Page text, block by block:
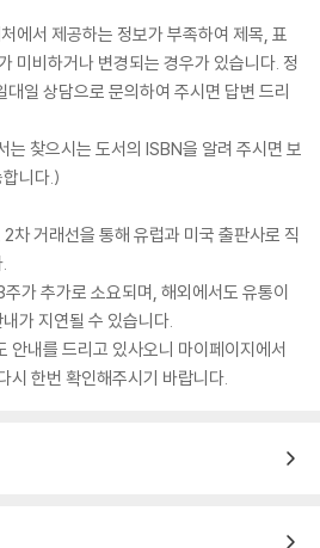
에서 제공하는 정보가 부족하여 제목, 표
미비하거나 변경되는 경우가 있습니다. 정
일 상담으로 문의하여 주시면 답변 드리
는 찾으시는 도서의 ISBN을 알려 주시면 보
니다.)
차 거래선을 통해 유럽과 미국 출판사로 직
가 추가로 소요되며, 해외에서도 유통이
가 지연될 수 있습니다.
안내를 드리고 있사오니 마이페이지에서
시 한번 확인해주시기 바랍니다.